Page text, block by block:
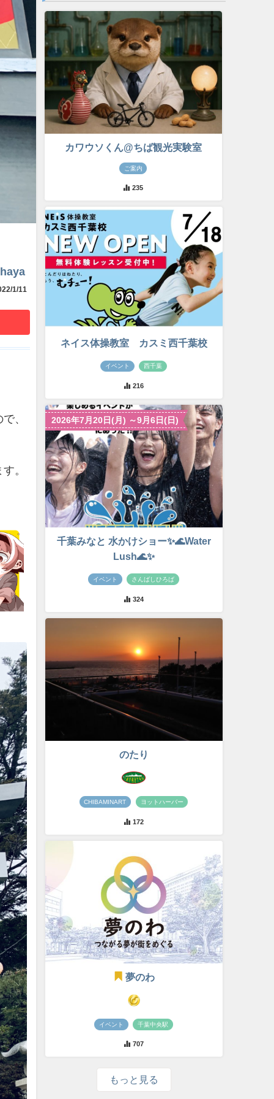
1/11
、
。
カワウソくん@ちば観光実験室
ご案内
235
ネイス体操教室 カスミ西千葉校
イベント 西千葉
216
2026年7月20日(月) ～9月6日(日)
千葉みなと 水かけショー✨🌊Water
Lush🌊✨
イベント さんばしひろば
324
のたり
CHIBAMINART ヨットハーバー
172
夢のわ
イベント 千葉中央駅
707
もっと見る